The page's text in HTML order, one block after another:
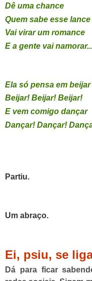
Dê uma chance
Quem sabe esse lance
Vai virar um romance
E a gente vai namorar...
Ela só pensa em beijar
Beijar! Beijar! Beijar!
E vem comigo dançar
Dançar! Dançar!
Partiu.
Um abraço.
Ei, psiu, se
Dá para ficar